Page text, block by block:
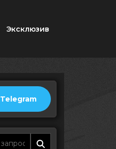
Эксклюзив
Telegram